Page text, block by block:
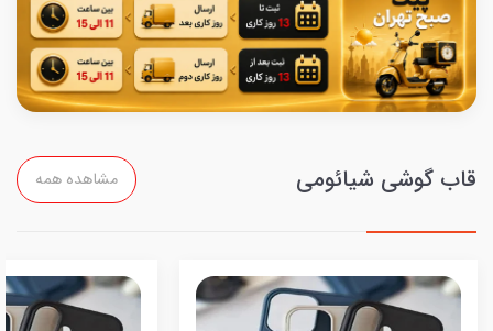
قاب گوشی شیائومی مشاهده همه